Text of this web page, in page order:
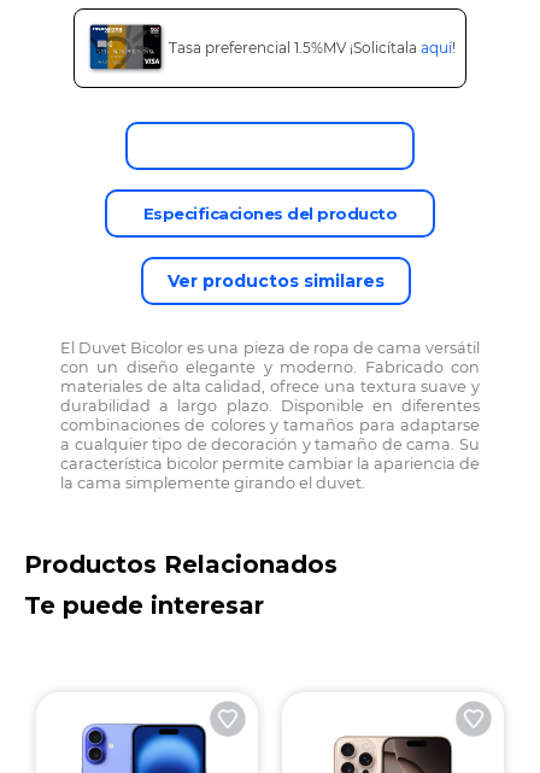
Tasa preferencial 1.5%MV ¡Solicítala aquí!
Especificaciones del producto
Ver productos similares
El Duvet Bicolor es una pieza de ropa de cama versátil
con un diseño elegante y moderno. Fabricado con
materiales de alta calidad, ofrece una textura suave y
durabilidad a largo plazo. Disponible en diferentes
combinaciones de colores y tamaños para adaptarse
a cualquier tipo de decoración y tamaño de cama. Su
característica bicolor permite cambiar la apariencia de
la cama simplemente girando el duvet.
Productos Relacionados
Te puede interesar